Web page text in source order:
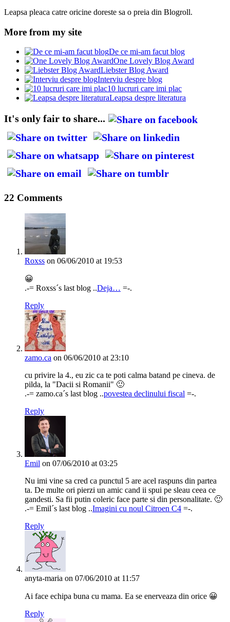
Leapsa pleaca catre oricine doreste sa o preia din Blogroll.
More from my site
De ce mi-am facut blog
One Lovely Blog Award
Liebster Blog Award
Interviu despre blog
10 lucruri care imi plac
Leapsa despre literatura
It's only fair to share...
22 Comments
Roxss on 06/06/2010 at 19:53
😀
.-= Roxss´s last blog ..Deja… =-.
Reply
zamo.ca on 06/06/2010 at 23:10
cu privire la 4., eu zic ca te poti calma batand pe cineva. de
pilda, la "Dacii si Romanii" 🙂
.-= zamo.ca´s last blog ..povestea declinului fiscal =-.
Reply
Emil on 07/06/2010 at 03:25
Nu imi vine sa cred ca punctul 5 are acel raspuns din partea
ta. De multe ori pierzi un amic cand ii spui pe sleau ceea ce
gandesti. Sa fii putin coleric face parte si din personalitate. 🙂
.-= Emil´s last blog ..Imagini cu noul Citroen C4 =-.
Reply
anyta-maria on 07/06/2010 at 11:57
Ai face echipa buna cu mama. Ea se enerveaza din orice 😀
Reply